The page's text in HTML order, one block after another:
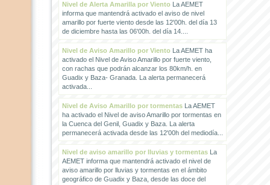
Nivel de Alerta Amarilla por VientoLa AEMET
informa que mantendrá activado el aviso de nivel
amarillo por fuerte viento desde las 12'00h. del día 13
de diciembre hasta las 06'00h. del día 14....
Nivel de Aviso Amarillo por VientoLa AEMET ha
activado el Nivel de Aviso Amarillo por fuerte viento,
con rachas que podrán alcanzar los 80km/h. en
Guadix y Baza- Granada. La alerta permanecerá
activada...
Nivel de Aviso Amarillo por tormentasLa AEMET
ha activado el Nivel de aviso Amarillo por tormentas en
la Cuenca del Genil, Guadix y Baza. La alerta
permanecerá activada desde las 12'00h del mediodía...
Nivel de aviso amarillo por lluvias y tormentasLa
AEMET informa que mantendrá activado el nivel de
aviso amarillo por lluvias y tormentas en el ámbito
geográfico de Guadix y Baza, desde las doce del